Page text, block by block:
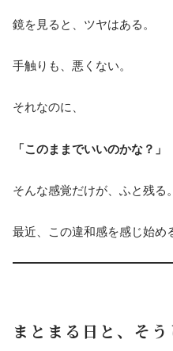
鏡を見ると、ツヤはある。
手触りも、悪くない。
それなのに、
「このままでいいのかな？」
そんな感覚だけが、ふと残る。
最近、この違和感を感じ始め
まとまる日と、そ